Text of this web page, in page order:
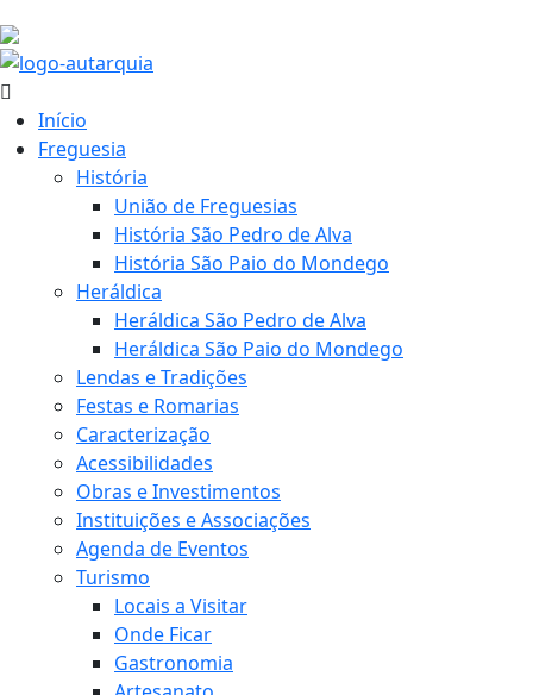
Início
Freguesia
História
União de Freguesias
História São Pedro de Alva
História São Paio do Mondego
Heráldica
Heráldica São Pedro de Alva
Heráldica São Paio do Mondego
Lendas e Tradições
Festas e Romarias
Caracterização
Acessibilidades
Obras e Investimentos
Instituições e Associações
Agenda de Eventos
Turismo
Locais a Visitar
Onde Ficar
Gastronomia